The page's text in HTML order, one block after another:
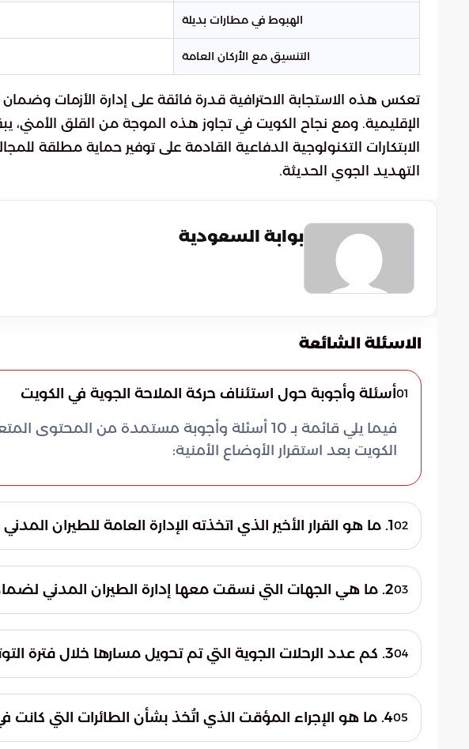
الهبوط في مطارات بديلة
التنسيق مع الأركان العامة
تعكس هذه الاستجابة الاحترافية قدرة فائقة على إدارة الأزمات وضمان
الإقليمية. ومع نجاح الكويت في تجاوز هذه الموجة من القلق
الابتكارات التكنولوجية الدفاعية القادمة على توفير حماية مطلقة
التهديد الجوي الحديثة.
بوابة السعودية
الاسئلة الشائعة
01أسئلة وأجوبة حول استئناف حركة الملاحة الجوية في الكويت
فيما يلي قائمة بـ 10 أسئلة وأجوبة مستمدة من
الكويت بعد استقرار الأوضاع الأمنية:
021. ما هو القرار الأخير الذي اتخذته الإدارة العامة للطيران المدني في الكويت؟
جاء هذا القرار بعد التأكد من استقرار الأوضاع الميدانية وزوال
احترازية سابقة لضمان سلامة المسافرين.
032. ما هي الجهات التي نسقت معها إدارة الطيران المدني لضمان سلامة الأجواء؟
هذا التعاون إلى تقييم شامل للحالة الدفاعية وتفعيل
لضمان أمن الرحلات الجوية والركاب.
043. كم عدد الرحلات الجوية التي تم تحويل مسارها خلال فترة التوترات الأمنية؟
الجزيرة. تم توجيه هذه الرحلات إلى مسارات بديلة أكثر أماناً
بالظروف الأمنية.
054. ما هو الإجراء المؤقت الذي اتُخذ بشأن الطائرات التي كانت في الجو؟